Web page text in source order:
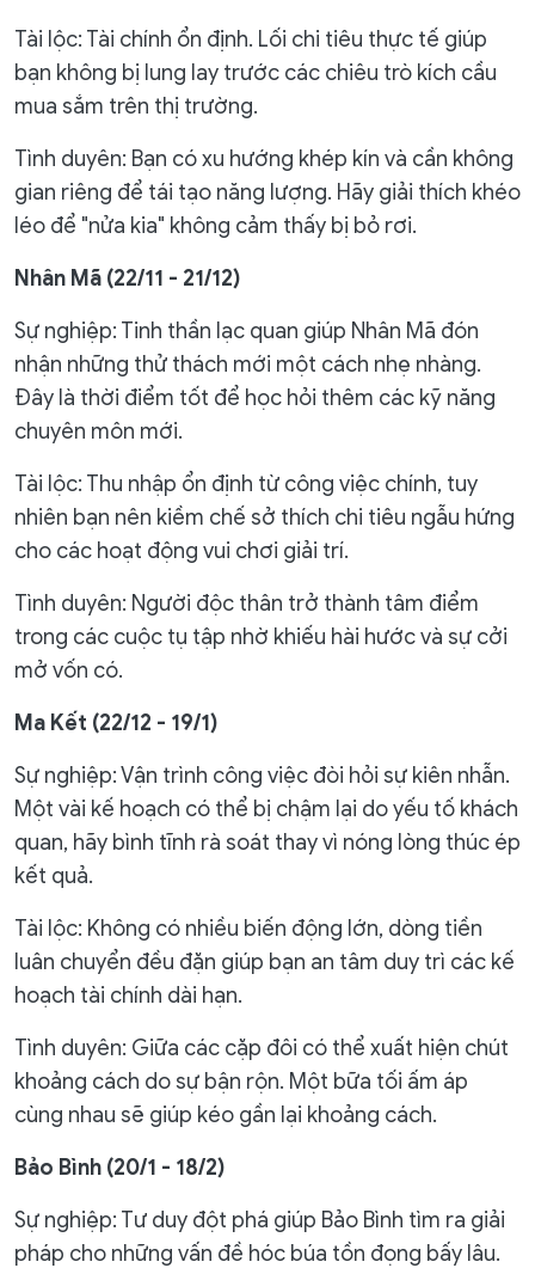
Tài lộc: Tài chính ổn định. Lối chi tiêu thực tế giúp
bạn không bị lung lay trước các chiêu trò kích cầu
mua sắm trên thị trường.
Tình duyên: Bạn có xu hướng khép kín và cần không
gian riêng để tái tạo năng lượng. Hãy giải thích khéo
léo để "nửa kia" không cảm thấy bị bỏ rơi.
Nhân Mã (22/11 - 21/12)
Sự nghiệp: Tinh thần lạc quan giúp Nhân Mã đón
nhận những thử thách mới một cách nhẹ nhàng.
Đây là thời điểm tốt để học hỏi thêm các kỹ năng
chuyên môn mới.
Tài lộc: Thu nhập ổn định từ công việc chính, tuy
nhiên bạn nên kiềm chế sở thích chi tiêu ngẫu hứng
cho các hoạt động vui chơi giải trí.
Tình duyên: Người độc thân trở thành tâm điểm
trong các cuộc tụ tập nhờ khiếu hài hước và sự cởi
mở vốn có.
Ma Kết (22/12 - 19/1)
Sự nghiệp: Vận trình công việc đòi hỏi sự kiên nhẫn.
Một vài kế hoạch có thể bị chậm lại do yếu tố khách
quan, hãy bình tĩnh rà soát thay vì nóng lòng thúc ép
kết quả.
Tài lộc: Không có nhiều biến động lớn, dòng tiền
luân chuyển đều đặn giúp bạn an tâm duy trì các kế
hoạch tài chính dài hạn.
Tình duyên: Giữa các cặp đôi có thể xuất hiện chút
khoảng cách do sự bận rộn. Một bữa tối ấm áp
cùng nhau sẽ giúp kéo gần lại khoảng cách.
Bảo Bình (20/1 - 18/2)
Sự nghiệp: Tư duy đột phá giúp Bảo Bình tìm ra giải
pháp cho những vấn đề hóc búa tồn đọng bấy lâu.